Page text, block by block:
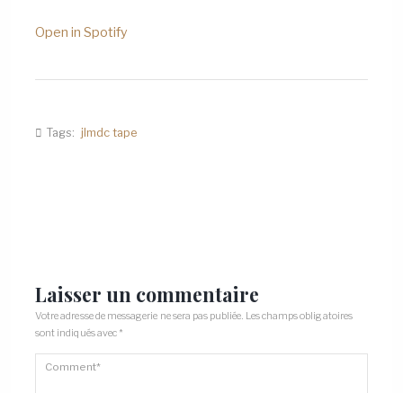
Open in Spotify
Tags: jlmdc tape
Laisser un commentaire
Votre adresse de messagerie ne sera pas publiée. Les champs obligatoires
sont indiqués avec *